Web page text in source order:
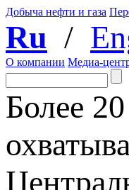
Добыча нефти и газа
Ru /
О компании Медиа-
Более